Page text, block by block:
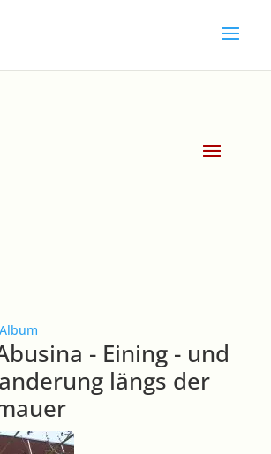
- Eining - und
längs der